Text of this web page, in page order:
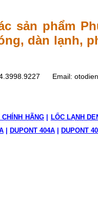
sản phẩm
dàn lạnh,
Email:
HÃNG| LỐC LẠNH
| DUPONT 404A | DUPONT